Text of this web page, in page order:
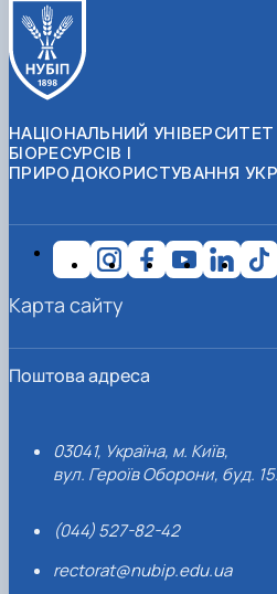
НАЦІОНАЛЬНИЙ УНІВЕРСИТЕТ
БІОРЕСУРСІВ І
ПРИРОДОКОРИСТУВАННЯ
Поштова адреса
03041, Україна, м. Київ,
вул. Героїв Оборони, буд. 15.
(044) 527-82-42
rectorat@nubip.edu.ua
Карта сайту